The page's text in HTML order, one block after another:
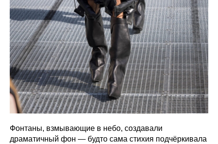
Фонтаны, взмывающие в небо, создавали
драматичный фон — будто сама стихия подчёркивала